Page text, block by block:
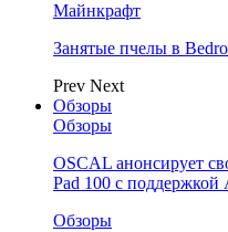
Майнкрафт
Занятые пчелы в
Prev Next
Обзоры
Обзоры
OSCAL анонсирует
Pad 100 с поддержкой
Обзоры